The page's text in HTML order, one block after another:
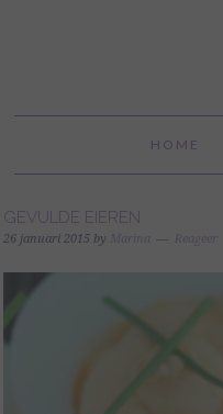
HOME
GEVULDE EIEREN
26 januari 2015 by Marina Reageer